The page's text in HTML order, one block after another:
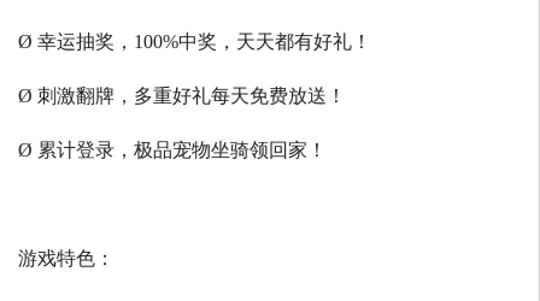
Ø 幸运抽奖，100%中奖，天天都有好礼！
Ø 刺激翻牌，多重好礼每天免费放送！
Ø 累计登录，极品宠物坐骑领回家！
游戏特色：